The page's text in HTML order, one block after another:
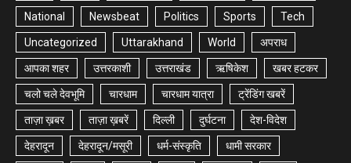
National Newsbeat Politics Sports Tech
Uncategorized Uttarakhand World अपराध
आपका शहर उत्तरकाशी उत्तराखंड ऋषिकेश खबर हटकर
चलो चले देवभूमि चारधाम चारधाम यात्रा ट्रेंडिंग खबरें
ताज़ा ख़बर ताज़ा ख़बरें दिल्ली दुर्घटना देश-विदेश
देहरादून देहरादून/मसूरी धर्म-संस्कृति धामी सरकार